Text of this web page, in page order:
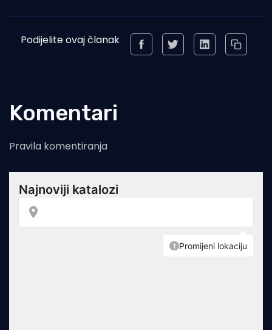
Podijelite ovaj članak
Komentari
Pravila komentiranja